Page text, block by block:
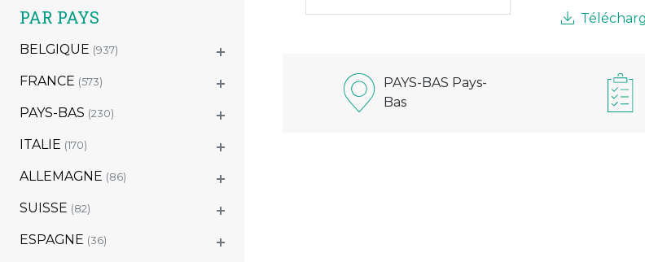
PAR PAYS
BELGIQUE (937)
FRANCE (573)
PAYS-BAS (230)
ITALIE (170)
ALLEMAGNE (86)
SUISSE (82)
ESPAGNE (36)
PAYS-BAS Pays-
Bas